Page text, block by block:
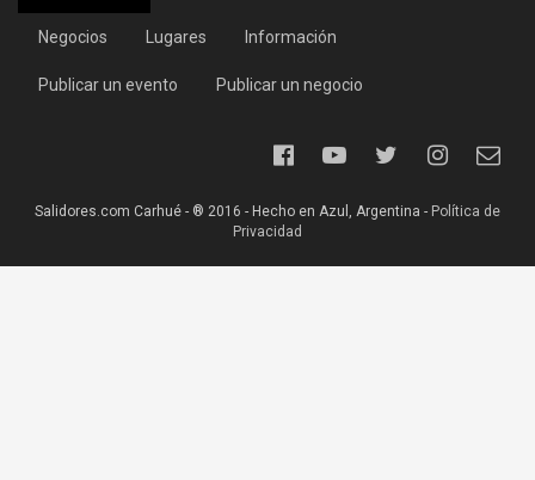
Negocios Lugares Información
Publicar un evento Publicar un negocio
Salidores.com Carhué - ® 2016 - Hecho en Azul, Argentina - Política de
Privacidad